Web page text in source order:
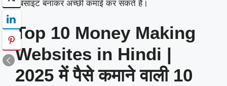
वेबसाइट बनाकर अच्छी कमाई कर सकते हैं।
Top 10 Money Making
Websites in Hindi |
2025 में पैसे कमाने वाली 10